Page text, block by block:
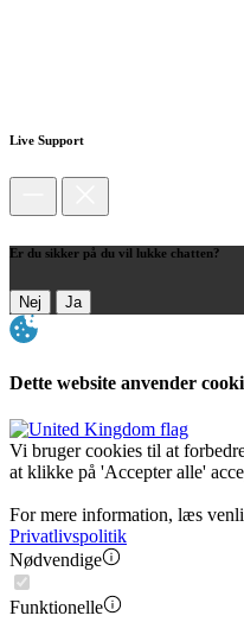
Live Support
Er du sikker på du vil lukke chatten?
Nej Ja
Dette website anvender
Vi bruger cookies til at
at klikke på 'Accepter alle'
For mere information, læs
Privatlivspolitik
Nødvendige
Funktionelle